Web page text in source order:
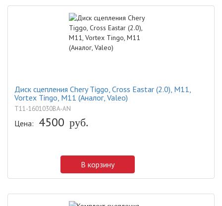
Диск сцепления Chery Tiggo, Cross Eastar (2.0), M11,
Vortex Tingo, M11 (Аналог, Valeo)
T11-1601030BA-AN
Цена: 4500 руб.
В корзину